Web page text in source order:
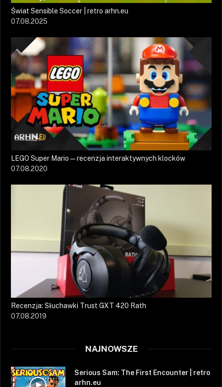
Świat Sensible Soccer | retro arhn.eu
07.08.2025
LEGO Super Mario — recenzja interaktywnych klocków
07.08.2020
Recenzja: Słuchawki Trust GXT 420 Rath
07.08.2019
NAJNOWSZE
Serious Sam: The First Encounter | retro
arhn.eu